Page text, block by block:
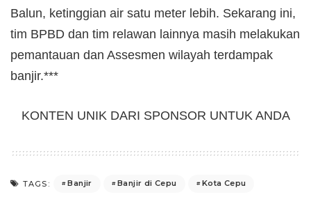
Balun, ketinggian air satu meter lebih. Sekarang ini,
tim BPBD dan tim relawan lainnya masih melakukan
pemantauan dan Assesmen wilayah terdampak
banjir.***
KONTEN UNIK DARI SPONSOR UNTUK ANDA
TAGS: Banjir Banjir di Cepu Kota Cepu